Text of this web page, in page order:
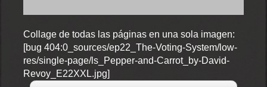
Collage de todas las páginas en una sola imagen:
[bug 404:0_sources/ep22_The-Voting-System/low-
res/single-page/ls_Pepper-and-Carrot_by-David-
Revoy_E22XXL.jpg]